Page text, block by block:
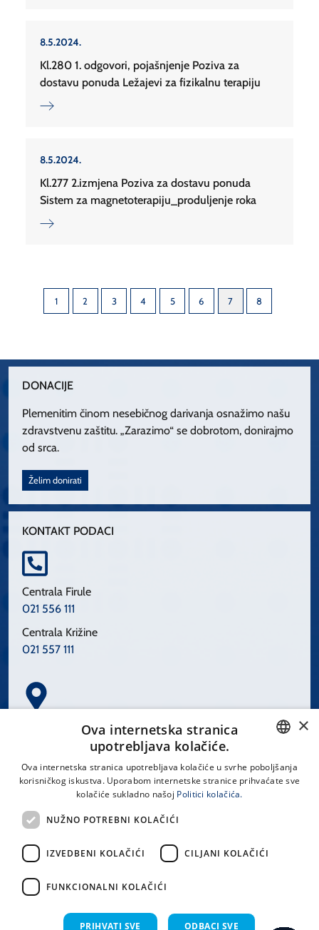
8.5.2024.
Kl.280 1. odgovori, pojašnjenje Poziva za
dostavu ponuda Ležajevi za fizikalnu terapiju
8.5.2024.
Kl.277 2.izmjena Poziva za dostavu ponuda
Sistem za magnetoterapiju_produljenje roka
1 2 3 4 5 6 7 8
DONACIJE
Plemenitim činom nesebičnog darivanja osnažimo našu
zdravstvenu zaštitu. „Zarazimo“ se dobrotom, donirajmo
od srca.
Želim donirati
KONTAKT PODACI
Centrala Firule
021 556 111
Centrala Križine
021 557 111
Spinčićeva 1, 21000 Split
LINKOVI
Uvjeti korištenja
CROATIAN
×
Ova internetska stranica
upotrebljava kolačiće.
Ova internetska stranica upotrebljava kolačiće u svrhe poboljšanja
korisničkog iskustva. Uporabom internetske stranice prihvaćate sve
kolačiće sukladno našoj Politici kolačića.
NUŽNO POTREBNI KOLAČIĆI
IZVEDBENI KOLAČIĆI CILJANI KOLAČIĆI
FUNKCIONALNI KOLAČIĆI
PRIHVATI SVE ODBACI SVE